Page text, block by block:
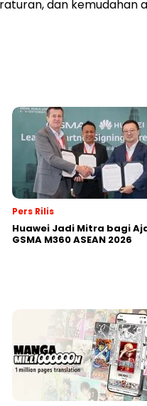
dan kemudahan
Pers Rilis
Huawei Jadi Mitra bagi
GSMA M360 ASEAN 2026